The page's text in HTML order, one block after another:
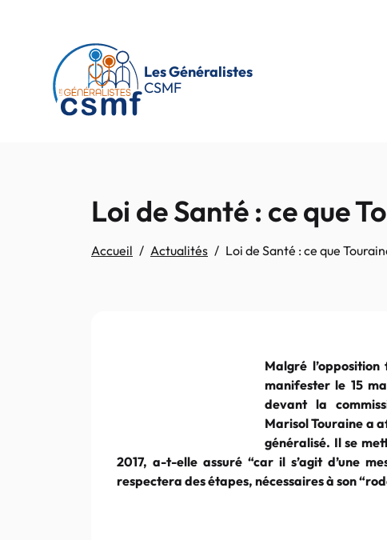
Les Généralistes
CSMF
Loi de Santé : ce que
Accueil Actualités Loi de Santé : ce que
Malgré
manifester le 15
devant la
Marisol Touraine a
généralisé. Il se
2017, a-t-elle assuré “car il s’agit d’une
respectera des étapes, nécessaires à son